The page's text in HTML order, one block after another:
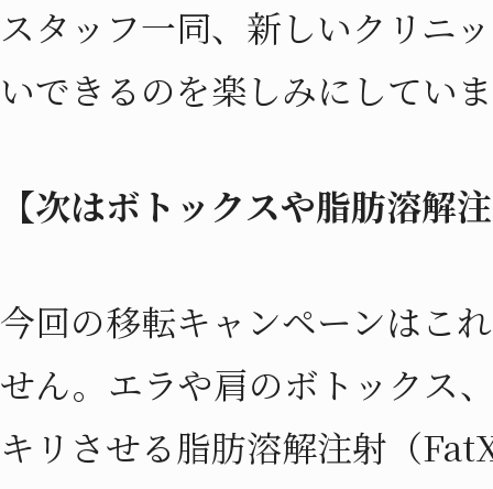
スタッフ一同、新しいクリニ
いできるのを楽しみにしてい
【次はボトックスや脂肪溶解
今回の移転キャンペーンはこ
せん。エラや肩のボトックス
キリさせる脂肪溶解注射（